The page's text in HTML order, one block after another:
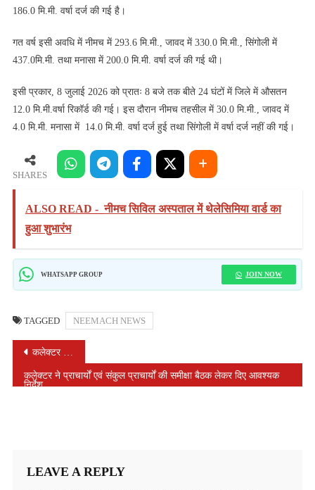
186.0 मि.मी. वर्षा दर्ज की गई है।
गत वर्ष इसी अवधि में नीमच में 293.6 मि.मी., जावद में 330.0 मि.मी., सिंगोली में
437.0मि.मी. तथा मनासा में 200.0 मि.मी. वर्षा दर्ज की गई थी।
इसी प्रकार, 8 जुलाई 2026 को प्रातः 8 बजे तक बीते 24 घंटों में जिले में औसतन
12.0 मि.मी.वर्षा रिकॉर्ड की गई। इस दौरान नीमच तहसील में 30.0 मि.मी., जावद में
4.0 मि.मी. मनासा में 14.0 मि.मी. वर्षा दर्ज हुई तथा सिंगोली में वर्षा दर्ज नहीं की गई।
SHARES
ALSO READ - नीमच सिविल अस्‍पताल में थेलेसिमिया वार्ड का
हुआ शुभारंभ
WHATSAPP GROUP JOIN NOW
TAGGED NEEMACH NEWS
POST
NAVIGATION
कलेक्टर ने जावी में पूजा घाणी एवं लघु उद्योग का किया निरीक्षण
कलेक्टर ने प्राचार्यों एवं संकुल प्राचार्यों की समीक्षा बैठक लेकर दिए आवश्यक
निर्देश
LEAVE A REPLY